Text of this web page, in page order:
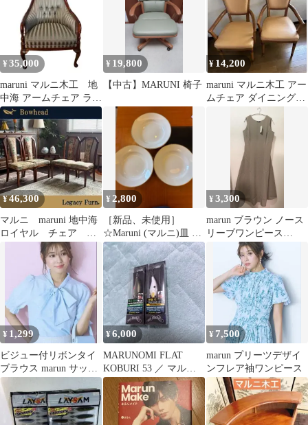
¥ 35,000
maruni マルニ木工 地
中海 アームチェア ラウ
ンジチェア アンティ
ーク
¥ 19,800
【中古】MARUNI 椅子
¥ 14,200
maruni マルニ木工 アー
ムチェア ダイニングチ
¥46,300
マルニ maruni 地中海
ロイヤル チェア ビ
ンテージ ４脚セッ
¥ 2,800
［新品、未使用］
☆Maruni (マルニ)皿 10
枚セット 金彩
¥3,300
marun ブラウン ノース
リーブワンピース
Nissen 大きいサイズ
¥ 1,299
ビジュー付リボンタイ
ブラウス marun サック
¥6,000
MARUNOMI FLAT
KOBURI 53 ／ マルノ
ミフラットコブリ53
¥ 7,500
marun プリーツデザイ
ンフレア袖ワンピース